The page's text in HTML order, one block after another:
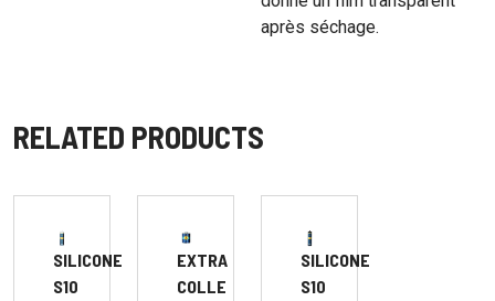
après séchage.
RELATED PRODUCTS
SILICONE
S10
EXTRA
COLLE
SILICONE
S10